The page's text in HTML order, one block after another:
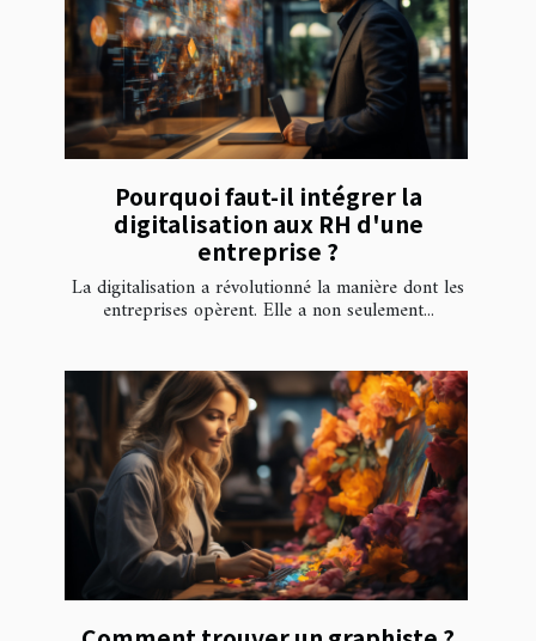
Pourquoi faut-il intégrer la
digitalisation aux RH d'une
entreprise ?
La digitalisation a révolutionné la manière dont les
entreprises opèrent. Elle a non seulement...